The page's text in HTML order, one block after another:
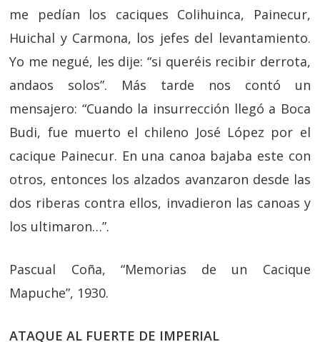
me pedían los caciques Colihuinca, Painecur,
Huichal y Carmona, los jefes del levantamiento.
Yo me negué, les dije: “si queréis recibir derrota,
andaos solos”. Más tarde nos contó un
mensajero: “Cuando la insurrección llegó a Boca
Budi, fue muerto el chileno José López por el
cacique Painecur. En una canoa bajaba este con
otros, entonces los alzados avanzaron desde las
dos riberas contra ellos, invadieron las canoas y
los ultimaron…”.
Pascual Coña, “Memorias de un Cacique
Mapuche”, 1930.
ATAQUE AL FUERTE DE IMPERIAL